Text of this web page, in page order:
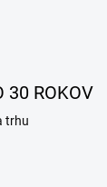
30 ROKOV
trhu